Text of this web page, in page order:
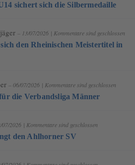
sichert sich die Silbermedaille
– 13/07/2026 | Kommentare sind geschlossen
den Rheinischen Meistertitel in
– 06/07/2026 | Kommentare sind geschlossen
die Verbandsliga Männer
07/2026 | Kommentare sind geschlossen
den Ahlhorner SV